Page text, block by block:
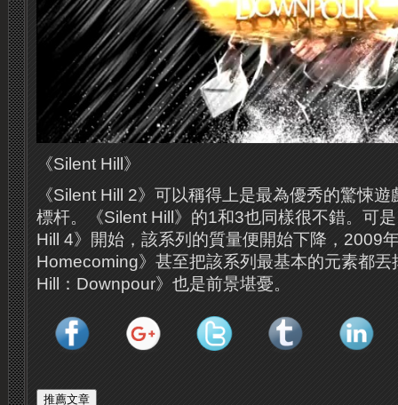
《Silent Hill》
《Silent Hill 2》可以稱得上是最為優秀的驚悚
標杆。《Silent Hill》的1和3也同樣很不錯。可
Hill 4》開始，該系列的質量便開始下降，2009
Homecoming》甚至把該系列最基本的元素都
Hill：Downpour》也是前景堪憂。